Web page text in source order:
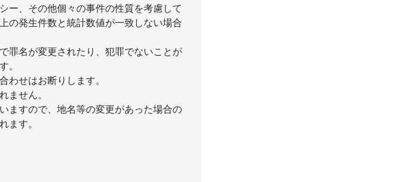
ー、その他個々の事件の性質を考慮して
の発生件数と統計数値が一致しない場合
罪名が変更されたり、犯罪でないことが
。
せはお断りします。
ません。
ますので、地名等の変更があった場合の
ます。